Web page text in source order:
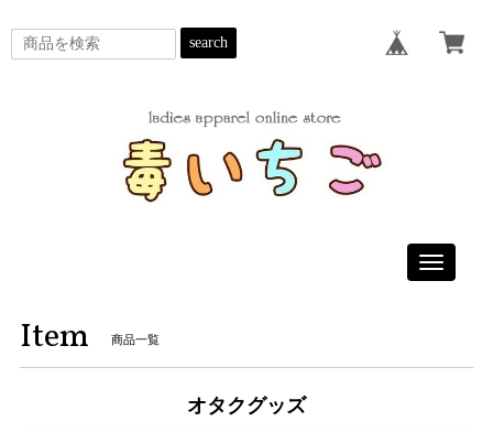
search
Toggle
Item 商品一覧
オタクグッズ